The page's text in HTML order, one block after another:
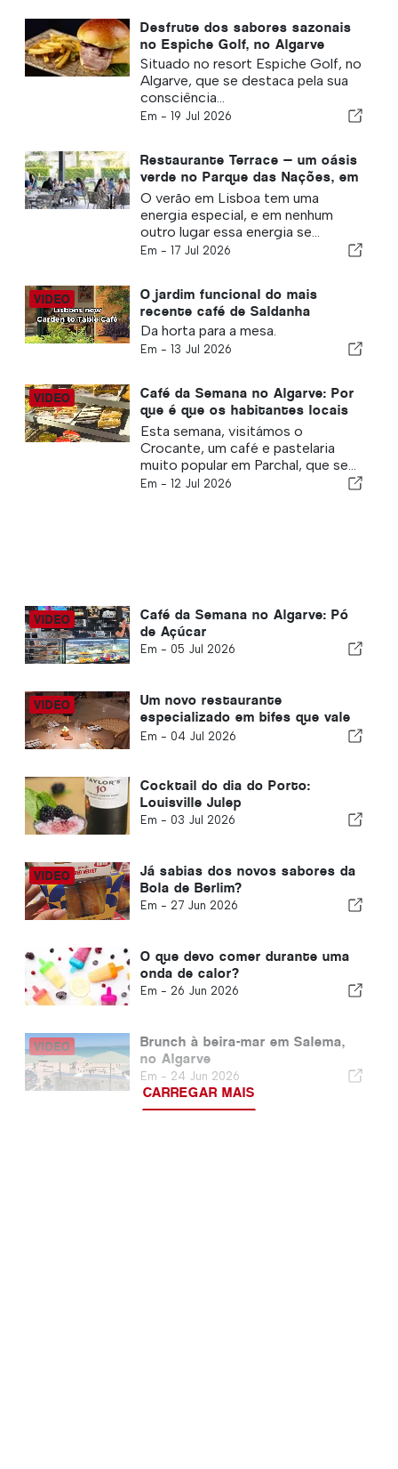
Desfrute dos sabores sazonais
no Espiche Golf, no Algarve
Situado no resort Espiche Golf, no
Algarve, que se destaca pela sua
consciência...
Em - 19 Jul 2026
Restaurante Terrace — um oásis
verde no Parque das Nações, em
Lisboa
O verão em Lisboa tem uma
energia especial, e em nenhum
outro lugar essa energia se...
Em - 17 Jul 2026
O jardim funcional do mais
recente café de Saldanha
Da horta para a mesa.
Em - 13 Jul 2026
Café da Semana no Algarve: Por
que é que os habitantes locais
adoram o Crocante, em Parchal
Esta semana, visitámos o
Crocante, um café e pastelaria
muito popular em Parchal, que se...
Em - 12 Jul 2026
Café da Semana no Algarve: Pó
de Açúcar
Em - 05 Jul 2026
Um novo restaurante
especializado em bifes que vale
a pena visitar em Vilamoura
Em - 04 Jul 2026
Cocktail do dia do Porto:
Louisville Julep
Em - 03 Jul 2026
Já sabias dos novos sabores da
Bola de Berlim?
Em - 27 Jun 2026
O que devo comer durante uma
onda de calor?
Em - 26 Jun 2026
Brunch à beira-mar em Salema,
no Algarve
Em - 24 Jun 2026
CARREGAR MAIS